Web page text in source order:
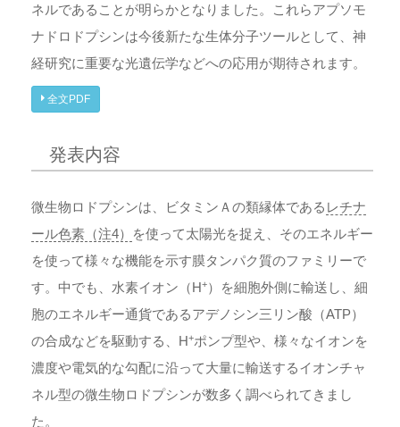
ネルであることが明らかとなりました。これらアプソモ
ナドロドプシンは今後新たな生体分子ツールとして、神
経研究に重要な光遺伝学などへの応用が期待されます。
全文PDF
発表内容
微生物ロドプシンは、ビタミンＡの類縁体である レチナ
ール色素（注4）
を使って太陽光を捉え、そのエネルギー
を使って様々な機能を示す膜タンパク質のファミリーで
す。中でも、水素イオン（H+）を細胞外側に輸送し、細
胞のエネルギー通貨であるアデノシン三リン酸（ATP）
の合成などを駆動する、H+ポンプ型や、様々なイオンを
濃度や電気的な勾配に沿って大量に輸送するイオンチャ
ネル型の微生物ロドプシンが数多く調べられてきまし
た。